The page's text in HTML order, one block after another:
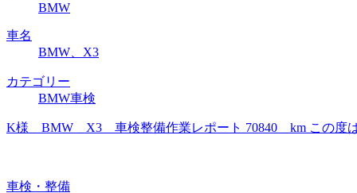
BMW
車名
BMW、X3
カテゴリー
BMW車検
K様 BMW X3 車検整備作業レポート 70840 km この度は
車検・整備